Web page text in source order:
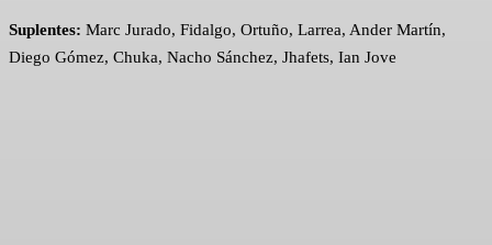
Suplentes: Marc Jurado, Fidalgo, Ortuño, Larrea, Ander Martín,
Diego Gómez, Chuka, Nacho Sánchez, Jhafets, Ian Jove